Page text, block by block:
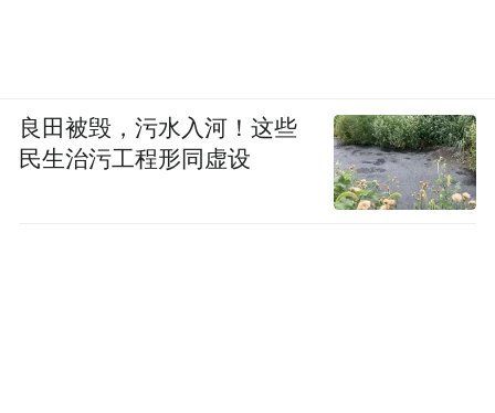
良田被毁，污水入河！这些
民生治污工程形同虚设